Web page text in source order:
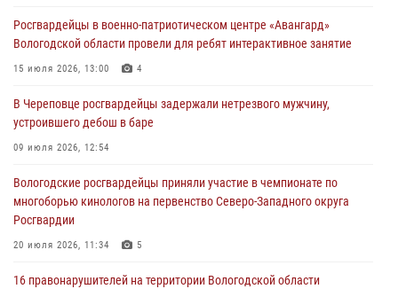
31 июля 2026, 06:43
В Вологде стартовал Чемпионат Северо-Западного округа
29 июля 2026, 13:20
Росгвардейцы в военно-патриотическом центре «Авангард»
Вологодской области провели для ребят интерактивное занятие
15 июля 2026, 13:00 4
В Череповце росгвардейцы задержали нетрезвого мужчину,
устроившего дебош в баре
09 июля 2026, 12:54
Вологодские росгвардейцы приняли участие в чемпионате по
многоборью кинологов на первенство Северо-Западного округа
Росгвардии
20 июля 2026, 11:34 5
16 правонарушителей на территории Вологодской области